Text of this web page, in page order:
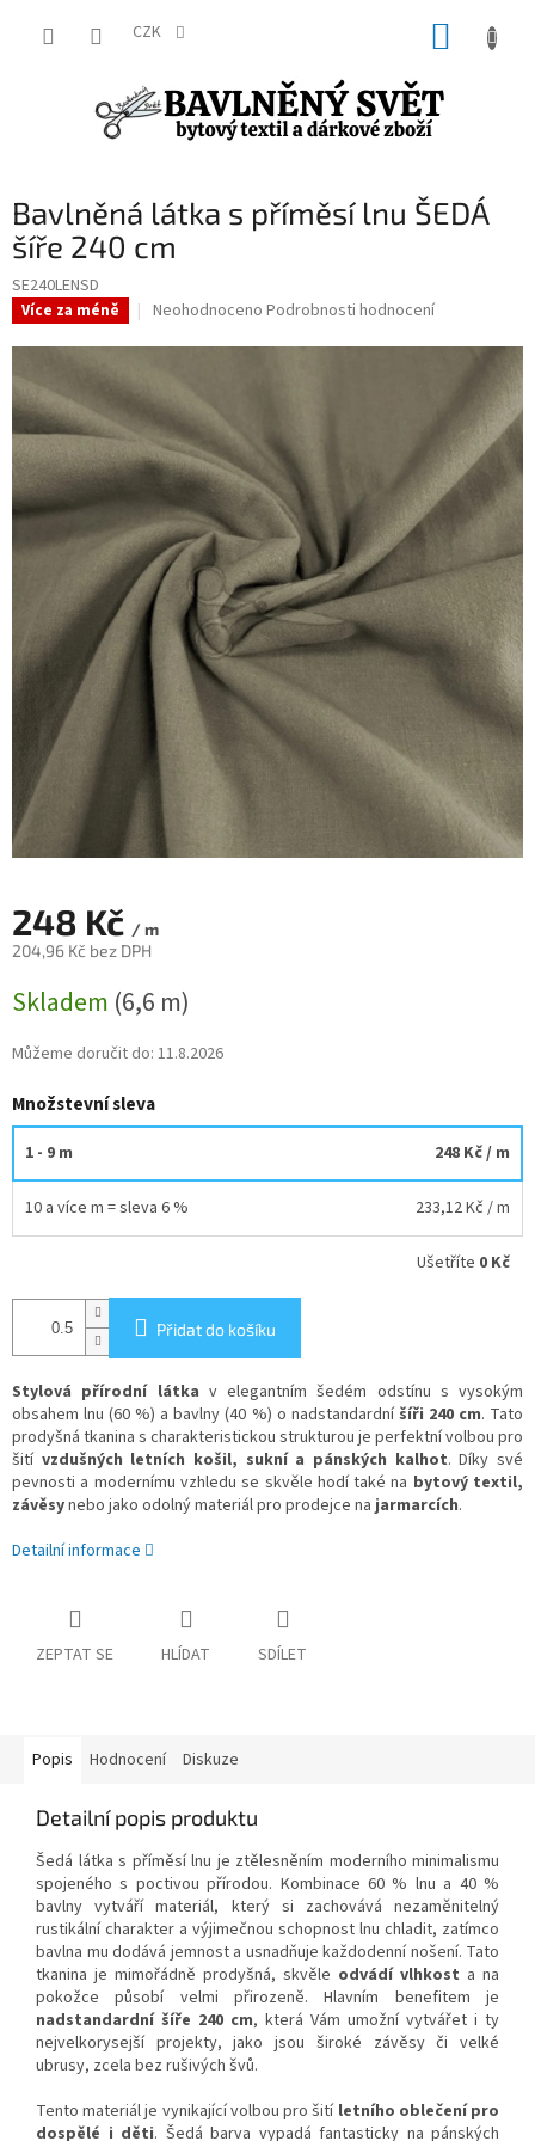
CZK
Bavlněná látka s příměsí lnu ŠEDÁ
šíře 240 cm
SE240LENSD
Více za méně
Průměrné
produktu
0,0
z
5
hvězdiček.
Neohodnoceno Podrobnosti hodnocení
248 Kč / m
204,96 Kč bez DPH
cena:
Skladem (6,6 m)
Můžeme doručit do: 11.8.2026
Množstevní sleva
1 - 9 m 248 Kč/ m
10 a více m = sleva 6 % 233,12 Kč / m
Ušetříte 0 Kč
Přidat do košíku
Stylová přírodní látka v elegantním šedém odstínu s vysokým
obsahem lnu (60 %) a bavlny (40 %) o nadstandardní šíři 240 cm. Tato
prodyšná tkanina s charakteristickou strukturou je perfektní volbou pro
šití vzdušných letních košil, sukní a pánských kalhot. Díky své
pevnosti a modernímu vzhledu se skvěle hodí také na bytový textil,
závěsynebo jako odolný materiál pro prodejce na jarmarcích.
Detailní informace
ZEPTAT SE HLÍDAT SDÍLET
Popis Hodnocení Diskuze
Detailní popis produktu
Šedá látka s příměsí lnu je ztělesněním moderního minimalismu
spojeného s poctivou přírodou. Kombinace 60 % lnu a 40 %
bavlny vytváří materiál, který si zachovává nezaměnitelný
rustikální charakter a výjimečnou schopnost lnu chladit, zatímco
bavlna mu dodává jemnost a usnadňuje každodenní nošení. Tato
tkanina je mimořádně prodyšná, skvěle odvádí vlhkost a na
pokožce působí velmi přirozeně. Hlavním benefitem je
nadstandardní šíře 240 cm, která Vám umožní vytvářet i ty
nejvelkorysejší projekty, jako jsou široké závěsy či velké
ubrusy, zcela bez rušivých švů.
Tento materiál je vynikající volbou pro šití letního oblečení pro
dospělé i děti. Šedá barva vypadá fantasticky na pánských